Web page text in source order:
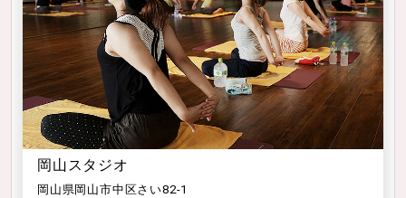
岡山スタジオ
岡山県岡山市中区さい82-1